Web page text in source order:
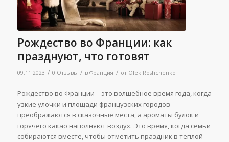
Рождество во Франции: как
празднуют, что готовят
09.11.2023 / 0 Отзывы / в Франция / от Olek Roshchenko
Рождество во Франции – это волшебное время года, когда
узкие улочки и площади французских городов
преображаются в сказочные места, а ароматы булок и
горячего какао наполняют воздух. Это время, когда семьи
собираются вместе, чтобы отметить праздник в теплой